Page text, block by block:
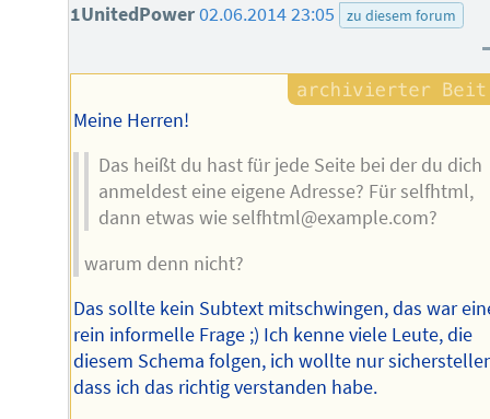
1UnitedPower02.06.2014 23:05 zu diesem forum
Meine Herren!
Das heißt du hast für jede Seite bei der du dich
anmeldest eine eigene Adresse? Für selfhtml,
dann etwas wie selfhtml@example.com?
warum denn nicht?
Das sollte kein Subtext mitschwingen, das war
rein informelle Frage ;) Ich kenne viele Leute, die
diesem Schema folgen, ich wollte nur
dass ich das richtig verstanden habe.